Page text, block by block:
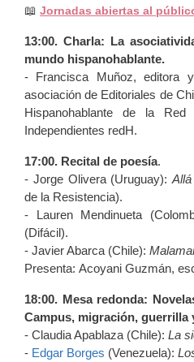
📖 Jornadas abiertas al
13:00. Charla: La
mundo hispanohablante.
- Francisca Muñoz, editora
asociación de Editoriales de
Hispanohablante de la Red
Independientes redH.
17:00. Recital de poesía.
- Jorge Olivera (Uruguay):
de la Resistencia).
- Lauren Mendinueta
(Difácil).
- Javier Abarca (Chile):
Presenta: Acoyani Guzmán,
18:00. Mesa redonda:
Campus, migración, guerrilla
- Claudia Apablaza (Chile): La
- Edgar Borges (Venezuela):